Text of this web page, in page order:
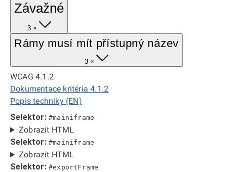
Závažné
3 ×
Rámy musí mít přístupný název
3 ×
WCAG 4.1.2
Dokumentace kritéria 4.1.2
Popis techniky (EN)
Selektor: #mainiframe
Zobrazit HTML
Selektor: #mainiframe
Zobrazit HTML
Selektor: #exportFrame